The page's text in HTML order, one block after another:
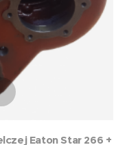
Eaton Star 266 +